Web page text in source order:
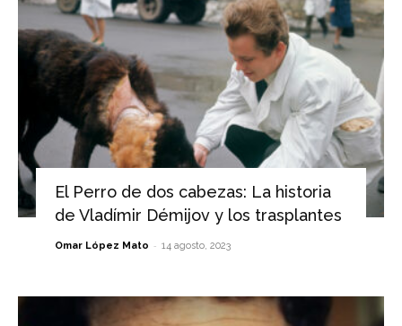
El Perro de dos cabezas: La historia
de Vladímir Démijov y los trasplantes
Omar López Mato - 14 agosto, 2023